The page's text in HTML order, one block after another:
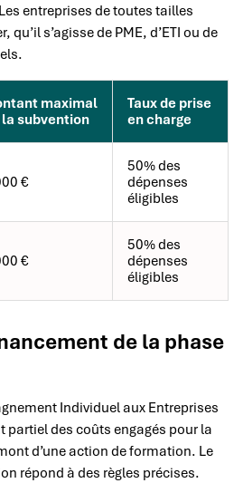
entreprises de toutes tailles
s’agisse de PME, d’ETI ou de
maximal
subvention
Taux de prise
en charge
€
50% des
dépenses
éligibles
€
50% des
dépenses
éligibles
de la phase
Individuel aux Entreprises
partiel des coûts engagés pour la
d’une action de formation. Le
répond à des règles précises.